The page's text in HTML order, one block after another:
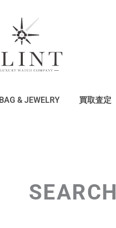
BAG & JEWELRY 買取査定
SEARCH